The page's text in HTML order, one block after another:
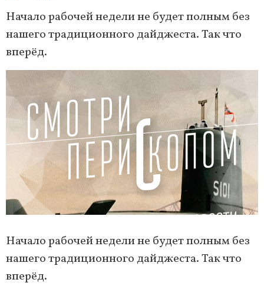
Начало рабочей недели не будет полным без
нашего традиционного дайджеста. Так что
вперёд.
Начало рабочей недели не будет полным без
нашего традиционного дайджеста. Так что
вперёд.